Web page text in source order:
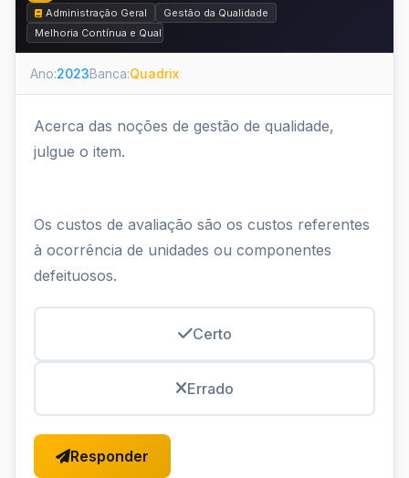
Administração Geral
Gestão da Qualidade
Melhoria Contínua e Qualidade Total
Ano:2023Banca:Quadrix
Acerca das noções de gestão de qualidade,
julgue o item.
Os custos de avaliação são os custos referentes
à ocorrência de unidades ou componentes
defeituosos.
Certo
Errado
Responder